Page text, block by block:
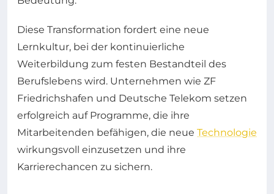
Diese Transformation fordert eine neue
Lernkultur, bei der kontinuierliche
Weiterbildung zum festen Bestandteil des
Berufslebens wird. Unternehmen wie ZF
Friedrichshafen und Deutsche Telekom setzen
erfolgreich auf Programme, die ihre
Mitarbeitenden befähigen, die neue Technologie
wirkungsvoll einzusetzen und ihre
Karrierechancen zu sichern.